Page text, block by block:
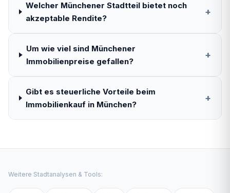
Welcher Münchener Stadtteil bietet noch
akzeptable Rendite?
+
Um wie viel sind Münchener
Immobilienpreise gefallen?
+
Gibt es steuerliche Vorteile beim
Immobilienkauf in München?
+
Weitere Stadtanalysen & Tools: